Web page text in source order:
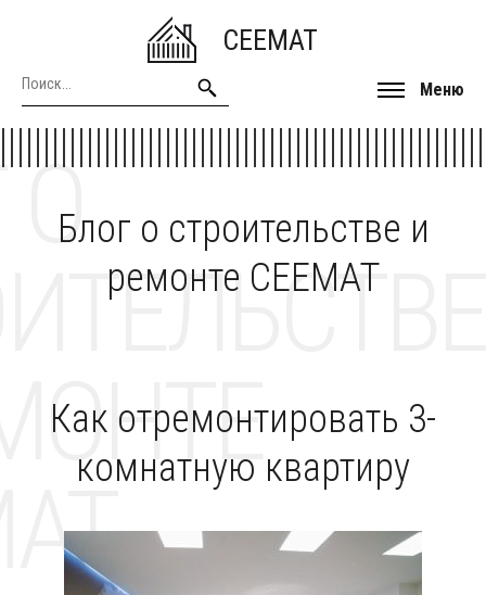
CEEMAT
Меню
Блог о строительстве и
ремонте CEEMAT
О
Как отремонтировать 3-
комнатную квартиру